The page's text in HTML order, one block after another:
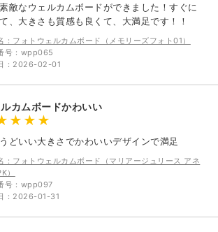
敵なウェルカムボードができました！すぐに
、大きさも質感も良くて、大満足です！！
：フォトウェルカムボード（メモリーズフォト01）
号：wpp065
：2026-02-01
カムボードかわいい
どいい大きさでかわいいデザインで満足
：フォトウェルカムボード（マリアージュリース アネ
）
号：wpp097
：2026-01-31